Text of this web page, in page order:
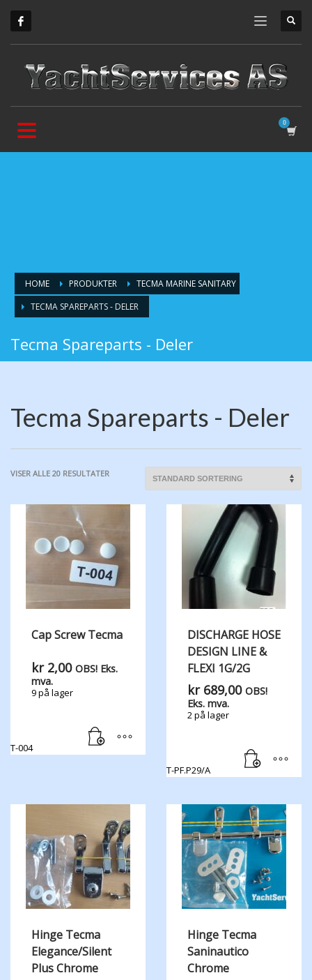
HOME PRODUKTER
TECMA MARINE SANITARY
TECMA SPAREPARTS - DELER
Tecma Spareparts - Deler
Tecma Spareparts - Deler
VISER ALLE 20 RESULTATER
Cap Screw Tecma
kr2,00 OBS! Eks.
mva.
9 på lager
T-004
DISCHARGE HOSE
DESIGN LINE &
FLEXI 1G/2G
kr689,00 OBS!
Eks. mva.
2 på lager
T-PF.P29/A
Hinge Tecma
Elegance/Silent
Plus Chrome
Hinge Tecma
Saninautico
Chrome